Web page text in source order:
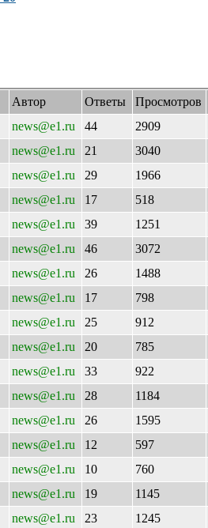
Автор Ответы Просмотров
news@e1.ru 44 2909
news@e1.ru 21 3040
news@e1.ru 29 1966
news@e1.ru 17 518
news@e1.ru 39 1251
news@e1.ru 46 3072
news@e1.ru 26 1488
news@e1.ru 17 798
news@e1.ru 25 912
news@e1.ru 20 785
news@e1.ru 33 922
news@e1.ru 28 1184
news@e1.ru 26 1595
news@e1.ru 12 597
news@e1.ru 10 760
news@e1.ru 19 1145
news@e1.ru 23 1245